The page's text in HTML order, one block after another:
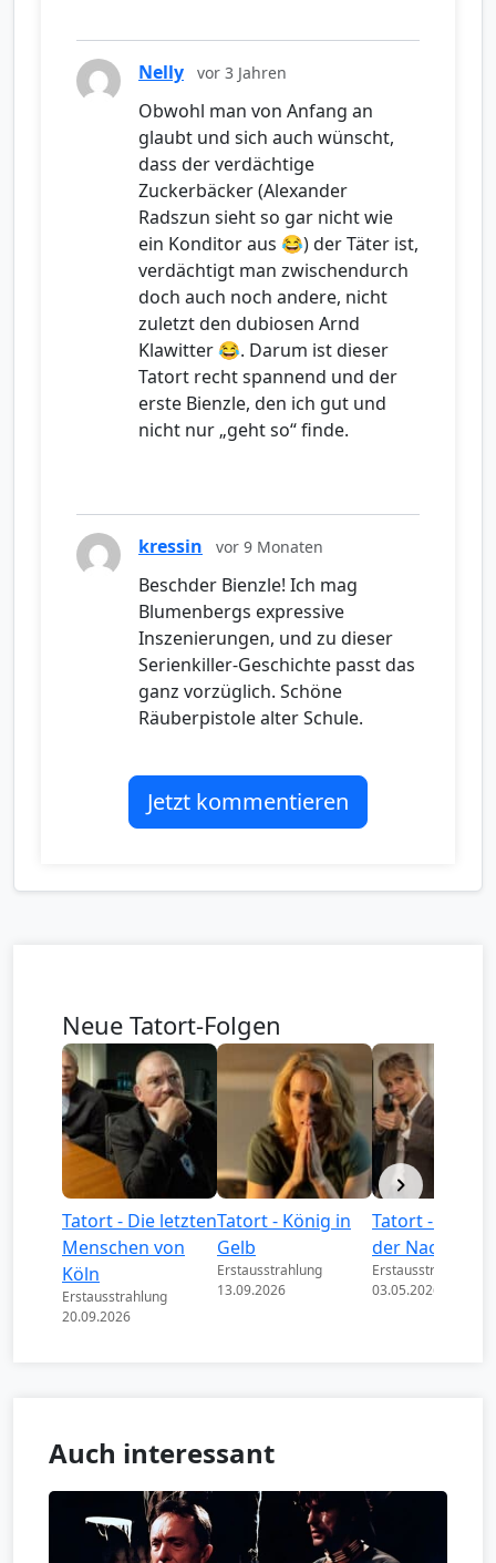
Nelly vor 3 Jahren
Obwohl man von Anfang an
glaubt und sich auch wünscht,
dass der verdächtige
Zuckerbäcker (Alexander
Radszun sieht so gar nicht wie
ein Konditor aus 😂) der Täter ist,
verdächtigt man zwischendurch
doch auch noch andere, nicht
zuletzt den dubiosen Arnd
Klawitter 😂. Darum ist dieser
Tatort recht spannend und der
erste Bienzle, den ich gut und
nicht nur „geht so“ finde.
kressin vor 9 Monaten
Beschder Bienzle! Ich mag
Blumenbergs expressive
Inszenierungen, und zu dieser
Serienkiller-Geschichte passt das
ganz vorzüglich. Schöne
Räuberpistole alter Schule.
Jetzt kommentieren
Neue Tatort-Folgen
Tatort - Die letzten
Menschen von
Köln
Erstausstrahlung
20.09.2026
Tatort - König in
Gelb
Erstausstrahlung
13.09.2026
Tatort - Könige
der Nacht
Erstausstrahlung
03.05.2026
Auch interessant